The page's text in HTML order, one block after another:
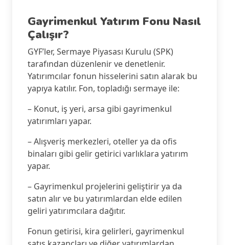
Gayrimenkul Yatırım Fonu Nasıl
Çalışır?
GYF’ler, Sermaye Piyasası Kurulu (SPK)
tarafından düzenlenir ve denetlenir.
Yatırımcılar fonun hisselerini satın alarak bu
yapıya katılır. Fon, topladığı sermaye ile:
– Konut, iş yeri, arsa gibi gayrimenkul
yatırımları yapar.
– Alışveriş merkezleri, oteller ya da ofis
binaları gibi gelir getirici varlıklara yatırım
yapar.
– Gayrimenkul projelerini geliştirir ya da
satın alır ve bu yatırımlardan elde edilen
geliri yatırımcılara dağıtır.
Fonun getirisi, kira gelirleri, gayrimenkul